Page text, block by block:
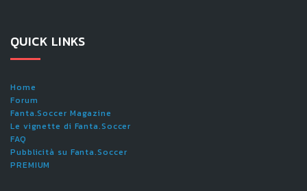
QUICK LINKS
Home
Forum
Fanta.Soccer Magazine
Le vignette di Fanta.Soccer
FAQ
Pubblicità su Fanta.Soccer
PREMIUM